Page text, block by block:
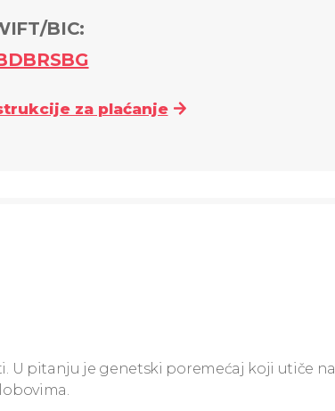
BIC:
za plaćanje
U pitanju je genetski poremećaj koji utiče na